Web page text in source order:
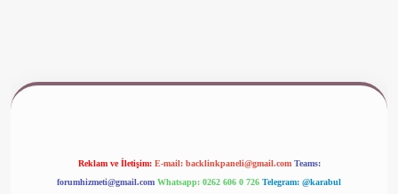
Reklam ve İletişim: E-mail: backlinkpaneli@gmail.com Teams:
forumhizmeti@gmail.com Whatsapp: 0262 606 0 726 Telegram: @karabul